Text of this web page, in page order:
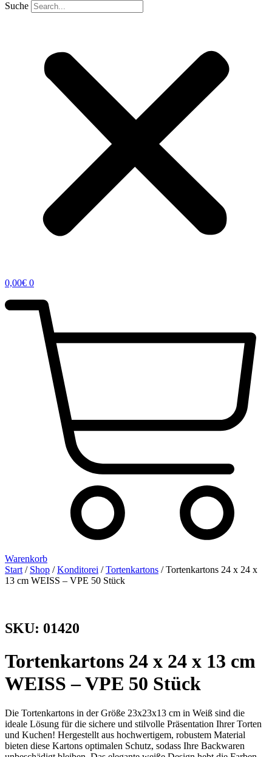
Suche
0,00€ 0
Warenkorb
Start / Shop /Konditorei /Tortenkartons / Tortenkartons 24 x 24 x
13 cm WEISS – VPE 50 Stück
SKU: 01420
Tortenkartons 24 x 24 x 13 cm
WEISS – VPE 50 Stück
Die Tortenkartons in der Größe 23x23x13 cm in Weiß sind die
ideale Lösung für die sichere und stilvolle Präsentation Ihrer Torten
und Kuchen! Hergestellt aus hochwertigem, robustem Material
bieten diese Kartons optimalen Schutz, sodass Ihre Backwaren